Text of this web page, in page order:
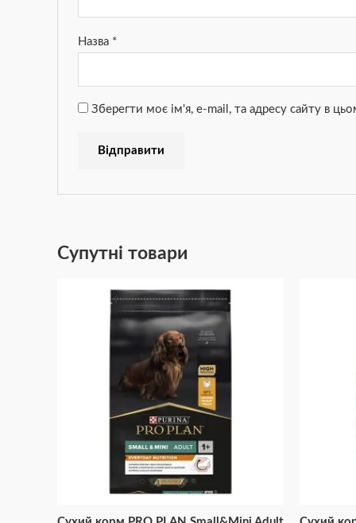
Назва *
Зберегти моє ім'я, e-mail, та адресу сайту в
Супутні товари